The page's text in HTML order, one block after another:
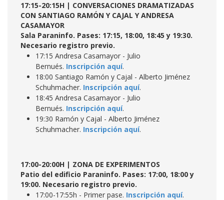
17:15-20:15H | CONVERSACIONES DRAMATIZADAS
CON SANTIAGO RAMÓN Y CAJAL Y ANDRESA
CASAMAYOR
Sala Paraninfo. Pases: 17:15, 18:00, 18:45 y 19:30.
Necesario registro previo.
17:15 Andresa Casamayor - Julio
Bernués. Inscripción aquí.
18:00 Santiago Ramón y Cajal - Alberto Jiménez
Schuhmacher. Inscripción aquí.
18:45 Andresa Casamayor - Julio
Bernués. Inscripción aquí.
19:30 Ramón y Cajal - Alberto Jiménez
Schuhmacher. Inscripción aquí.
17:00-20:00H | ZONA DE EXPERIMENTOS
Patio del edificio Paraninfo. Pases: 17:00, 18:00 y
19:00. Necesario registro previo.
17:00-17:55h - Primer pase. Inscripción aquí.